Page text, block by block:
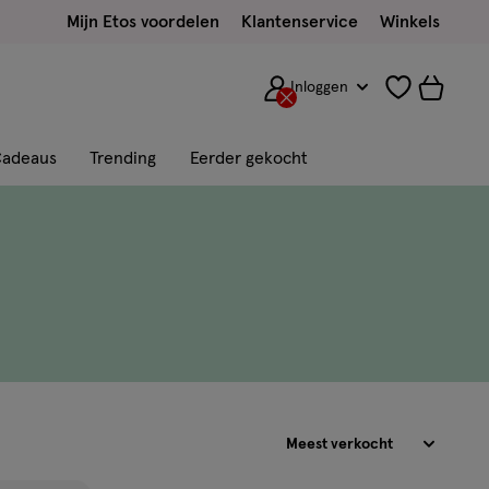
Mijn Etos voordelen Klantenservice Winkels
Inloggen
Trending Eerder gekocht